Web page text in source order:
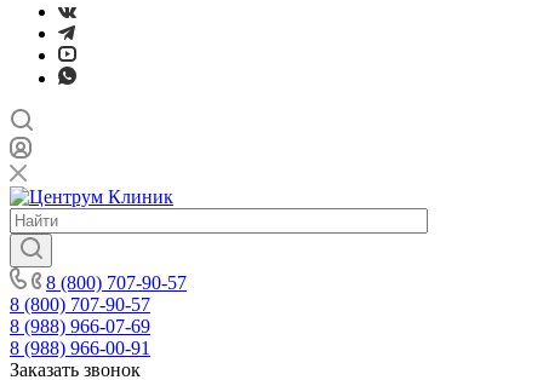
8 (800) 707-90-57
8 (800) 707-90-57
8 (988) 966-07-69
8 (988) 966-00-91
Заказать звонок